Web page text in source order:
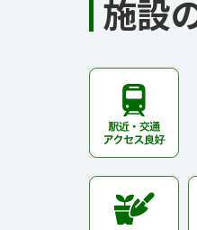
施設